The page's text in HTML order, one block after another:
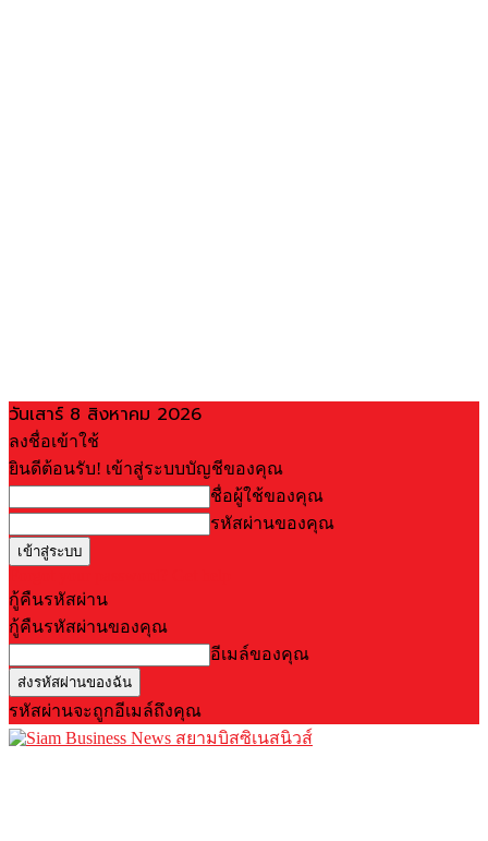
วันเสาร์ 8 สิงหาคม 2026
ลงชื่อเข้าใช้
ยินดีต้อนรับ! เข้าสู่ระบบบัญชีของคุณ
ชื่อผู้ใช้ของคุณ
รหัสผ่านของคุณ
กู้คืนรหัสผ่าน
กู้คืนรหัสผ่านของคุณ
อีเมล์ของคุณ
รหัสผ่านจะถูกอีเมล์ถึงคุณ
สยามบิสซิเนสนิวส์